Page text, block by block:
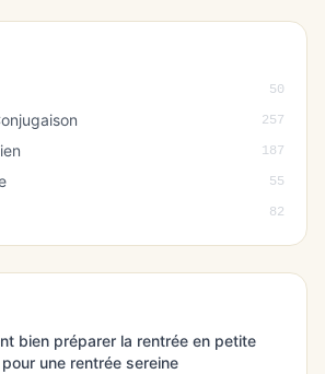
50
257
187
55
82
bien préparer la rentrée en petite
une rentrée sereine